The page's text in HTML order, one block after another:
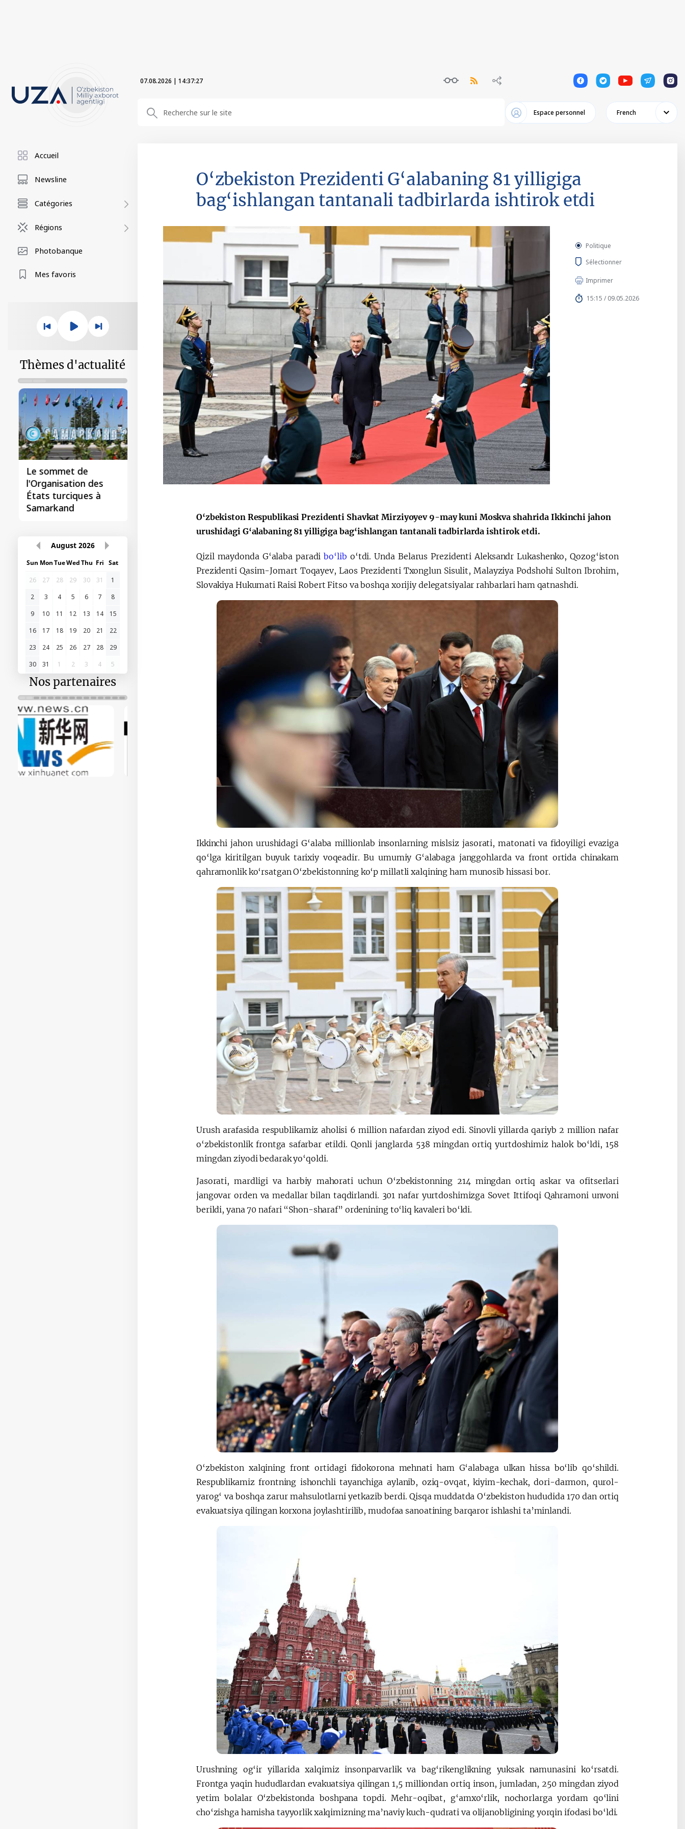
07.08.2026 | 14:37:29 1 1 1 1 1
Espace personnel French
Accueil
Newsline
Catégories
Régions
Photobanque
Mes favoris
Thèmes d'actualité
Le sommet de
l'Organisation des
États turciques à
Samarkand
August 2026
Sun MonTueWedThu Fri Sat
26
27 28 29 30 31
1
2
3 4 5 6 7
8
9
10 11 12 13 14
15
16
17 18 19 20 21
22
23
24 25 26 27 28
29
30
31 1 2 3 4 5
Nos partenaires
O‘zbekiston Prezidenti G‘alabaning 81 yilligiga
bag‘ishlangan tantanali tadbirlarda ishtirok etdi
Politique
Sélectionner
Imprimer
15:15 / 09.05.2026
O‘zbekiston Respublikasi Prezidenti Shavkat Mirziyoyev 9-may kuni Moskva shahrida Ikkinchi jahon
urushidagi G‘alabaning 81 yilligiga bag‘ishlangan tantanali tadbirlarda ishtirok etdi.
Qizil maydonda G‘alaba paradibo‘lib o‘tdi. Unda Belarus Prezidenti Aleksandr Lukashenko, Qozog‘iston
Prezidenti Qasim-Jomart Toqayev, Laos Prezidenti Txonglun Sisulit, Malayziya Podshohi Sulton Ibrohim,
Slovakiya Hukumati Raisi Robert Fitso va boshqa xorijiy delegatsiyalar rahbarlari ham qatnashdi.
Ikkinchi jahon urushidagi G‘alaba millionlab insonlarning mislsiz jasorati, matonati va fidoyiligi evaziga
qo‘lga kiritilgan buyuk tarixiy voqeadir. Bu umumiy G‘alabaga janggohlarda va front ortida chinakam
qahramonlik ko‘rsatgan O‘zbekistonning ko‘p millatli xalqining ham munosib hissasi bor.
Urush arafasida respublikamiz aholisi 6 million nafardan ziyod edi. Sinovli yillarda qariyb 2 million nafar
o‘zbekistonlik frontga safarbar etildi. Qonli janglarda 538 mingdan ortiq yurtdoshimiz halok bo‘ldi, 158
mingdan ziyodi bedarak yo‘qoldi.
Jasorati, mardligi va harbiy mahorati uchun O‘zbekistonning 214 mingdan ortiq askar va ofitserlari
jangovar orden va medallar bilan taqdirlandi. 301 nafar yurtdoshimizga Sovet Ittifoqi Qahramoni unvoni
berildi, yana 70 nafari “Shon-sharaf” ordenining to‘liq kavaleri bo‘ldi.
O‘zbekiston xalqining front ortidagi fidokorona mehnati ham G‘alabaga ulkan hissa bo‘lib qo‘shildi.
Respublikamiz frontning ishonchli tayanchiga aylanib, oziq-ovqat, kiyim-kechak, dori-darmon, qurol-
yarog‘ va boshqa zarur mahsulotlarni yetkazib berdi. Qisqa muddatda O‘zbekiston hududida 170 dan ortiq
evakuatsiya qilingan korxona joylashtirilib, mudofaa sanoatining barqaror ishlashi ta’minlandi.
Urushning og‘ir yillarida xalqimiz insonparvarlik va bag‘rikenglikning yuksak namunasini ko‘rsatdi.
Frontga yaqin hududlardan evakuatsiya qilingan 1,5 milliondan ortiq inson, jumladan, 250 mingdan ziyod
yetim bolalar O‘zbekistonda boshpana topdi. Mehr-oqibat, g‘amxo‘rlik, nochorlarga yordam qo‘lini
cho‘zishga hamisha tayyorlik xalqimizning ma’naviy kuch-qudrati va olijanobligining yorqin ifodasi bo‘ldi.